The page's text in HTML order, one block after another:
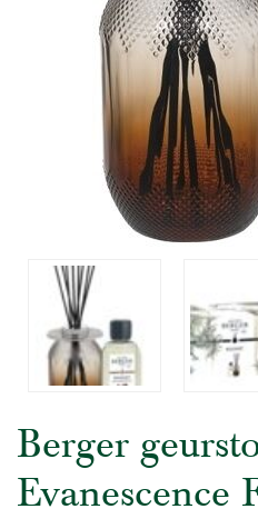
Berger
Evanescence